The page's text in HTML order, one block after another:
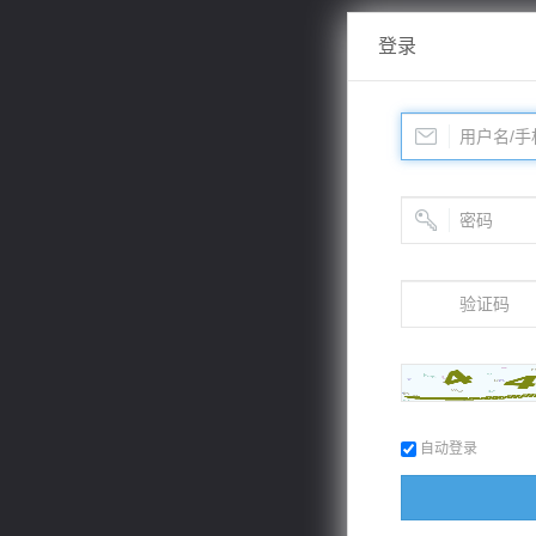
登录
自动登录